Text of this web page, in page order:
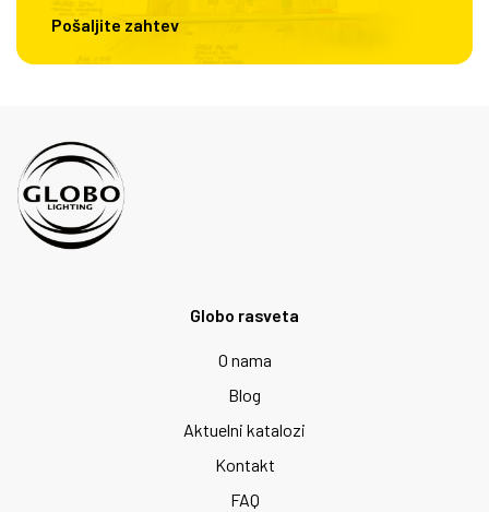
Pošaljite zahtev
Globo rasveta
O nama
Blog
Aktuelni katalozi
Kontakt
FAQ